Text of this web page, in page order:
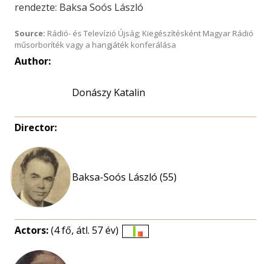
rendezte: Baksa Soós László
Source: Rádió- és Televízió Újság; Kiegészítésként Magyar Rádió
műsorboríték vagy a hangjáték konferálása
Author:
Donászy Katalin
Director:
Baksa-Soós László (55)
Actors:(4 fő, átl. 57 év)